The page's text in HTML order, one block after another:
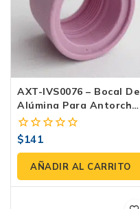
AXT-IVS0076 – Bocal De
Alúmina Para Antorcha
IPT40 (paquete 2 Pzas)
0
fuera
5
$141
AÑADIR AL CARRITO